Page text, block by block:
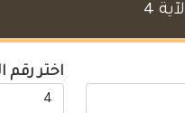
4
اختر رقم